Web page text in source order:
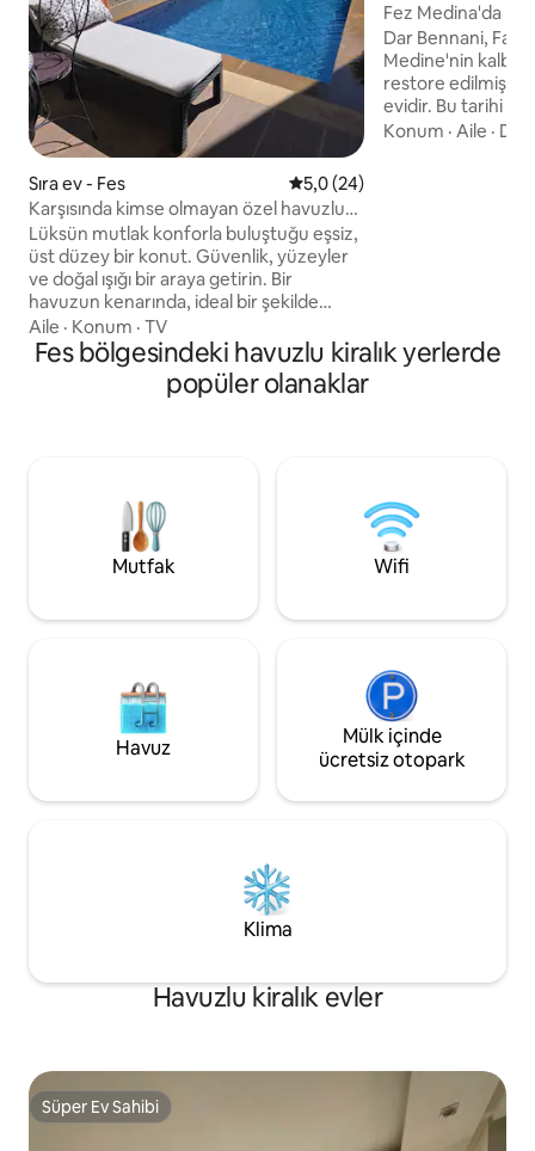
Sıra ev - Fes 5 üzerinden ortalama 5,0
5,0 (24)
Karşısında kimse olmayan özel havuzlu
olağanüstü villa
Lüksün mutlak konforla buluştuğu eşsiz,
üst düzey bir konut. Güvenlik, yüzeyler
ve doğal ışığı bir araya getirin. Bir
havuzun kenarında, ideal bir şekilde
güneş alan ve GÖRÜNMEYEN gerçek bir
açık hava yaşam alanı. ● Harika kafe ve
restoranlara, güzel bir ormana,
uluslararası bir kliniğe ve eczanelere,
uzaklıkta ● Fès Havaalanı 10 dakika, Eski
Medine 15 dakika, Mly Yaakoub 35 dakika
Aile · Konum · TV
Fez Medina'da
Çarpıcı İnziva
Dar Bennani,
Medine'nin
restore edilmiş 4
evidir. Bu tarihi
geleneksel
Konum ·Aile ·
Fes bölgesindeki havuzlu kiralık yerlerde
popüler olanaklar
Mutfak Wifi
Havuz
Mülk içinde
ücretsiz otopark
Klima
Havuzlu kiralık evler
Süper Ev Sahibi
Süper Ev Sahibi